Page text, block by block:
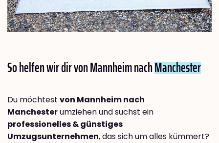
So helfen wir dir von Mannheim nachManchester
Du möchtest von Mannheim nach
Manchesterumziehen und suchst ein
professionelles & günstiges
Umzugsunternehmen, das sich um alles kümmert?